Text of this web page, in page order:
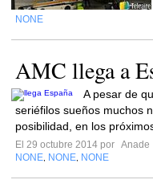
NONE
AMC llega a
A pesar de
seriéfilos sueños muchos
posibilidad, en los
El 29 octubre 2014 por Anade
NONE NONE NONE